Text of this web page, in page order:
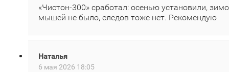
«Чистон‑300» сработал: осенью установили,
мышей не было, следов тоже нет. Рекомендую
Наталья
6 мая 2026 18:05